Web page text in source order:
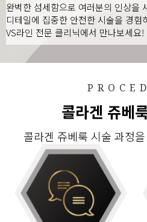
완벽한 섬세함으로 여러분의 인상을
디테일에 집중한 안전한 시술을 경험
VS라인 전문 클리닉에서 만나보세요!
콜라겐 쥬베
콜라겐 쥬베룩 시술 과정